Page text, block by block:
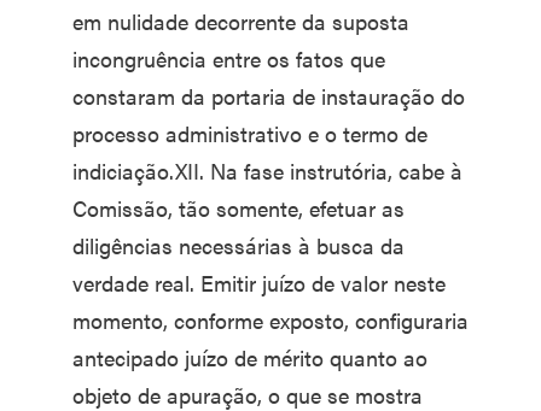
em nulidade decorrente da suposta
incongruência entre os fatos que
constaram da portaria de instauração do
processo administrativo e o termo de
indiciação.XII. Na fase instrutória, cabe à
Comissão, tão somente, efetuar as
diligências necessárias à busca da
verdade real. Emitir juízo de valor neste
momento, conforme exposto, configuraria
antecipado juízo de mérito quanto ao
objeto de apuração, o que se mostra